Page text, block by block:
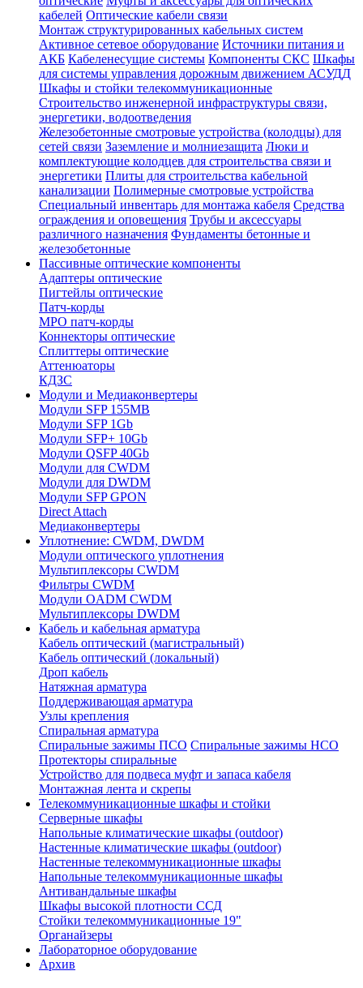
кабелей Оптические кабели связи
Монтаж структурированных кабельных систем
Активное сетевое оборудование Источники питания и
АКБ Кабеленесущие системы Компоненты СКС Шкафы
для системы управления дорожным движением АСУДД
Шкафы и стойки телекоммуникационные
Строительство инженерной инфраструктуры связи,
энергетики, водоотведения
Железобетонные смотровые устройства (колодцы) для
сетей связи Заземление и молниезащита Люки и
комплектующие колодцев для строительства связи и
энергетики Плиты для строительства кабельной
канализации Полимерные смотровые устройства
Специальный инвентарь для монтажа кабеля Средства
ограждения и оповещения Трубы и аксессуары
различного назначения Фундаменты бетонные и
железобетонные
Пассивные оптические компоненты
Адаптеры оптические
Пигтейлы оптические
Патч-корды
MPO патч-корды
Коннекторы оптические
Сплиттеры оптические
Аттенюаторы
КДЗС
Модули и Медиаконвертеры
Модули SFP 155MB
Модули SFP 1Gb
Модули SFP+ 10Gb
Модули QSFP 40Gb
Модули для CWDM
Модули для DWDM
Модули SFP GPON
Direct Attach
Медиаконвертеры
Уплотнение: CWDM, DWDM
Модули оптического уплотнения
Мультиплексоры CWDM
Фильтры CWDM
Модули OADM CWDM
Мультиплексоры DWDM
Кабель и кабельная арматура
Кабель оптический (магистральный)
Кабель оптический (локальный)
Дроп кабель
Натяжная арматура
Поддерживающая арматура
Узлы крепления
Спиральная арматура
Спиральные зажимы ПСО Спиральные зажимы НСО
Протекторы спиральные
Устройство для подвеса муфт и запаса кабеля
Монтажная лента и скрепы
Телекоммуникационные шкафы и стойки
Серверные шкафы
Напольные климатические шкафы (outdoor)
Настенные климатические шкафы (outdoor)
Настенные телекоммуникационные шкафы
Напольные телекоммуникационные шкафы
Антивандальные шкафы
Шкафы высокой плотности ССД
Стойки телекоммуникационные 19"
Органайзеры
Лабораторное оборудование
Архив